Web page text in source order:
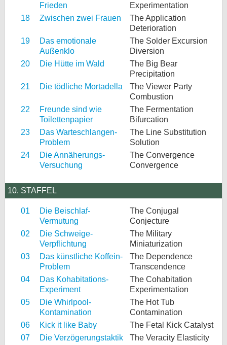
Frieden
Experimentation
18
Zwischen zwei Frauen
The Application
Deterioration
19
Das emotionale
Außenklo
The Solder Excursion
Diversion
20
Die Hütte im Wald
The Big Bear
Precipitation
21
Die tödliche Mortadella
The Viewer Party
Combustion
22
Freunde sind wie
Toilettenpapier
The Fermentation
Bifurcation
23
Das Warteschlangen-
Problem
The Line Substitution
Solution
24
Die Annäherungs-
Versuchung
The Convergence
Convergence
10. STAFFEL
01
Die Beischlaf-
Vermutung
The Conjugal
Conjecture
02
Die Schweige-
Verpflichtung
The Military
Miniaturization
03
Das künstliche Koffein-
Problem
The Dependence
Transcendence
04
Das Kohabitations-
Experiment
The Cohabitation
Experimentation
05
Die Whirlpool-
Kontamination
The Hot Tub
Contamination
06
Kick it like Baby
The Fetal Kick Catalyst
07
Die Verzögerungstaktik
The Veracity Elasticity